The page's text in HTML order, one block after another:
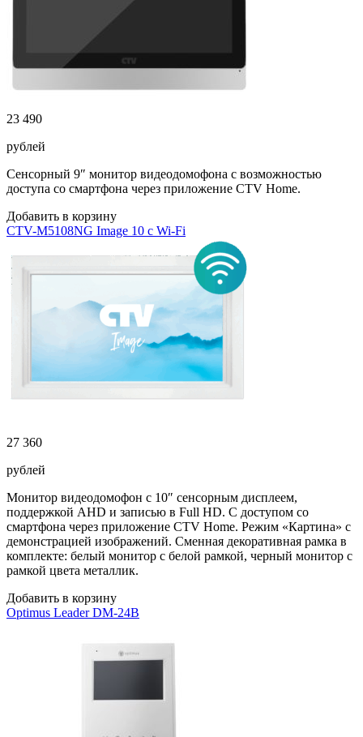
23 490
рублей
Сенсорный 9″ монитор видеодомофона с возможностью
доступа со смартфона через приложение CTV Home.
Добавить в корзину
CTV-M5108NG Image 10 с Wi-Fi
27 360
рублей
Монитор видеодомофон с 10″ сенсорным дисплеем,
поддержкой AHD и записью в Full HD. С доступом со
смартфона через приложение CTV Home. Режим «Картина» с
демонстрацией изображений. Сменная декоративная рамка в
комплекте: белый монитор с белой рамкой, черный монитор c
рамкой цвета металлик.
Добавить в корзину
Optimus Leader DM-24B